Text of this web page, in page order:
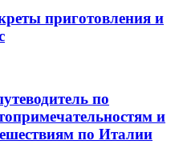
приготовления и
по
и
по Италии